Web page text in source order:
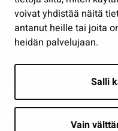
voivat yhdistää näitä
antanut heille tai joita
heidän palvelujaan.
Salli
Vain
Seuraa meitä